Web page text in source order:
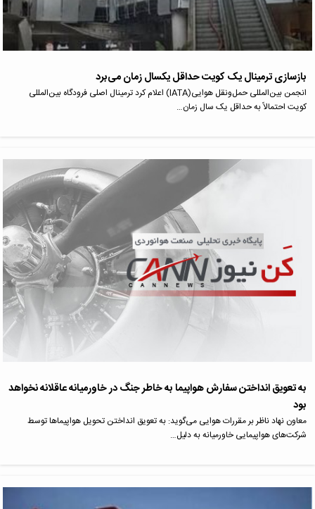
بازسازی ترمینال یک کویت حداقل یکسال زمان می‌برد
انجمن بین‌المللی حمل‌ونقل هوایی(IATA) اعلام کرد ترمینال اصلی فرودگاه بین‌المللی
کویت احتمالاً به حداقل یک سال زمان…
به تعویق انداختن سفارش هواپیما به خاطر جنگ در خاورمیانه عاقلانه نخواهد
بود
معاون نهاد ناظر بر مقررات هوایی می‌گوید: به تعویق انداختن تحویل هواپیماها توسط
شرکت‌های هواپیمایی خاورمیانه به دلیل…